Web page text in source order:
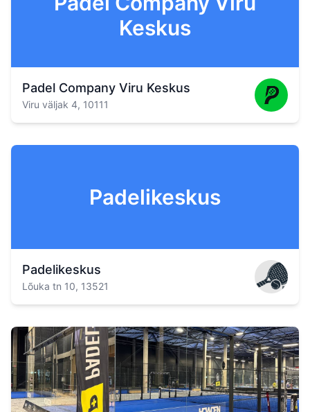
Keskus
Padel Company Viru Keskus
Viru väljak 4, 10111
Padelikeskus
Padelikeskus
Lõuka tn 10, 13521